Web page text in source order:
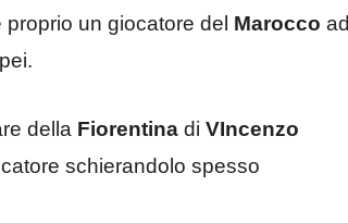
proprio un giocatore del Marocco ad
della Fiorentina di VIncenzo
schierandolo spesso